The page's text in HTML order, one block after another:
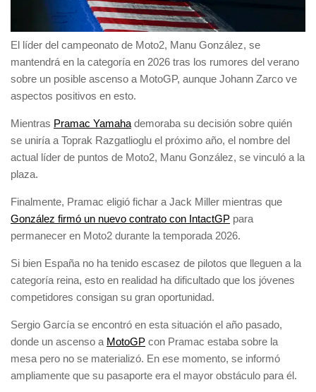
El líder del campeonato de Moto2, Manu González, se
mantendrá en la categoría en 2026 tras los rumores del verano
sobre un posible ascenso a MotoGP, aunque Johann Zarco ve
aspectos positivos en esto.
Mientras Pramac Yamaha demoraba su decisión sobre quién
se uniría a Toprak Razgatlioglu el próximo año, el nombre del
actual líder de puntos de Moto2, Manu González, se vinculó a la
plaza.
Finalmente, Pramac eligió fichar a Jack Miller mientras que
González firmó un nuevo contrato con IntactGP para
permanecer en Moto2 durante la temporada 2026.
Si bien España no ha tenido escasez de pilotos que lleguen a la
categoría reina, esto en realidad ha dificultado que los jóvenes
competidores consigan su gran oportunidad.
Sergio García se encontró en esta situación el año pasado,
donde un ascenso a MotoGP con Pramac estaba sobre la
mesa pero no se materializó. En ese momento, se informó
ampliamente que su pasaporte era el mayor obstáculo para él.